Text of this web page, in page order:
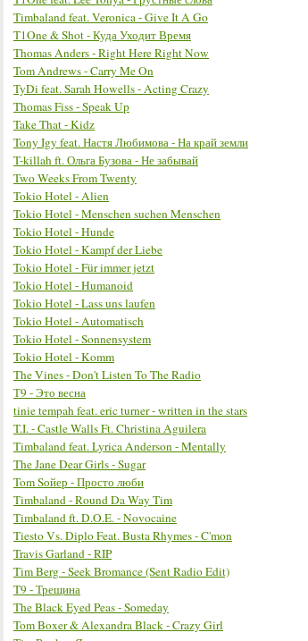
Timbaland feat. Veronica - Give It A Go
T1One & Shot - Куда Уходит Время
Thomas Anders - Right Here Right Now
Tom Andrews - Carry Me On
TyDi feat. Sarah Howells - Acting Crazy
Thomas Fiss - Speak Up
Take That - Kidz
Tony Igy feat. Настя Любимова - На край земли
T-killah ft. Ольга Бузова - Не забывай
Two Weeks From Twenty
Tokio Hotel - Alien
Tokio Hotel - Menschen suchen Menschen
Tokio Hotel - Hunde
Tokio Hotel - Kampf der Liebe
Tokio Hotel - Für immer jetzt
Tokio Hotel - Humanoid
Tokio Hotel - Lass uns laufen
Tokio Hotel - Automatisch
Tokio Hotel - Sonnensystem
Tokio Hotel - Komm
The Vines - Don't Listen To The Radio
Т9 - Это весна
tinie tempah feat. eric turner - written in the stars
T.I. - Castle Walls Ft. Christina Aguilera
Timbaland feat. Lyrica Anderson - Mentally
The Jane Dear Girls - Sugar
Tom Sойер - Просто люби
Timbaland - Round Da Way Tim
Timbaland ft. D.O.E. - Novocaine
Tiesto Vs. Diplo Feat. Busta Rhymes - C'mon
Travis Garland - RIP
Tim Berg - Seek Bromance (Sent Radio Edit)
T9 - Трещина
The Black Eyed Peas - Someday
Tom Boxer & Alexandra Black - Crazy Girl